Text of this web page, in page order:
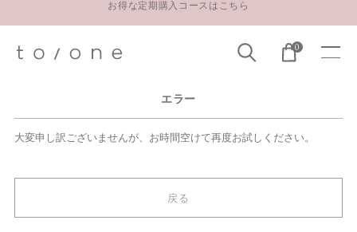
LINE お友達登録 500円OFFクーポンプレゼント
【重要】お盆期間中のお問い合わせと商品配送に関しまして
LINE お友達登録 500円OFFクーポンプレゼント
0
エラー
大変申し訳ございませんが、お時間空けて再度お試しください。
戻る